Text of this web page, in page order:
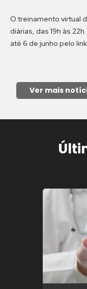
O treinamento virtual
diárias, das 19h às
até 6 de junho pelo link
Ver mais